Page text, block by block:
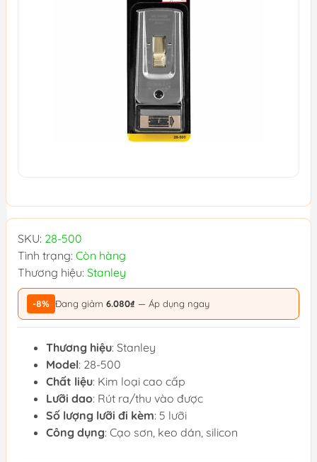
SKU: 28-500
Tình trạng: Còn hàng
Thương hiệu: Stanley
-8% Đang giảm 6.080₫ — Áp dụng ngay
Thương hiệu: Stanley
Model: 28-500
Chất liệu: Kim loại cao cấp
Lưỡi dao: Rút ra/thu vào được
Số lượng lưỡi đi kèm: 5 lưỡi
Công dụng: Cạo sơn, keo dán, silicon